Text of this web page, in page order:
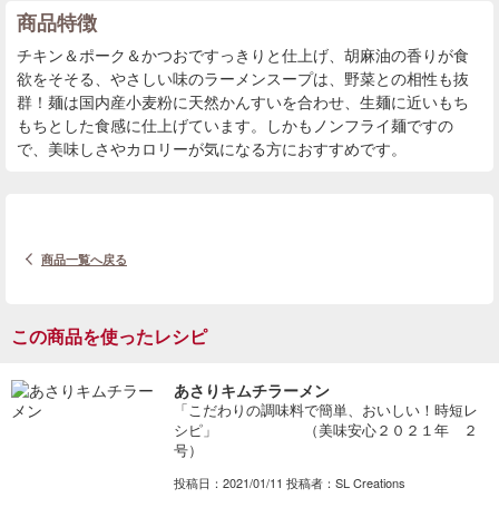
商品特徴
チキン＆ポーク＆かつおですっきりと仕上げ、胡麻油の香りが食
欲をそそる、やさしい味のラーメンスープは、野菜との相性も抜
群！麺は国内産小麦粉に天然かんすいを合わせ、生麺に近いもち
もちとした食感に仕上げています。しかもノンフライ麺ですの
で、美味しさやカロリーが気になる方におすすめです。
商品一覧へ戻る
この商品を使ったレシピ
あさりキムチラーメン
「こだわりの調味料で簡単、おいしい！時短レ
シピ」 （美味安心２０２１年 ２
号）
投稿日：2021/01/11 投稿者：SL Creations